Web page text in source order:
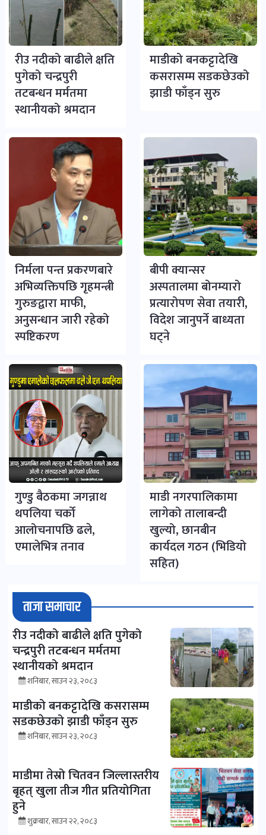
रीउ नदीको बाढीले क्षति
पुगेको चन्द्रपुरी
तटबन्धन मर्मतमा
स्थानीयको श्रमदान
माडीको बनकट्टादेखि
कसरासम्म सडकछेउको
झाडी फाँड्न सुरु
निर्मला पन्त प्रकरणबारे
अभिव्यक्तिपछि गृहमन्त्री
गुरुङद्वारा माफी,
अनुसन्धान जारी रहेको
स्पष्टिकरण
बीपी क्यान्सर
अस्पतालमा बोनम्यारो
प्रत्यारोपण सेवा तयारी,
विदेश जानुपर्ने बाध्यता
घट्ने
गुण्डु बैठकमा जगन्नाथ
थपलिया चर्को
आलोचनापछि ढले,
एमालेभित्र तनाव
माडी नगरपालिकामा
लागेको तालाबन्दी
खुल्यो, छानबीन
कार्यदल गठन (भिडियो
सहित)
ताजा समाचार
रीउ नदीको बाढीले क्षति पुगेको
चन्द्रपुरी तटबन्धन मर्मतमा
स्थानीयको श्रमदान
शनिबार, साउन २३, २०८३
माडीको बनकट्टादेखि कसरासम्म
सडकछेउको झाडी फाँड्न सुरु
शनिबार, साउन २३, २०८३
माडीमा तेस्रो चितवन जिल्लास्तरीय
बृहत् खुला तीज गीत प्रतियोगिता
हुने
शुक्रबार, साउन २२, २०८३